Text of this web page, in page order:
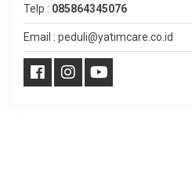
Telp : 085864345076
Email : peduli@yatimcare.co.id